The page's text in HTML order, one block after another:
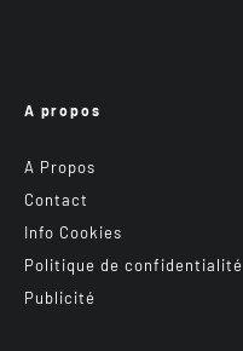
A propos
A Propos
Contact
Info Cookies
Politique de confidentialité
Publicité